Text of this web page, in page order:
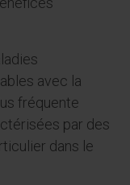
avec la
fréquente
par des
dans le